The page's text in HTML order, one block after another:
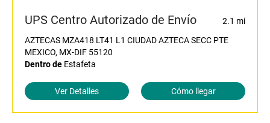
UPS Centro Autorizado de Envío
2.1 mi
AZTECAS MZA418 LT41 L1 CIUDAD AZTECA SECC PTE
MEXICO, MX-DIF 55120
Dentro de Estafeta
Ver Detalles Cómo llegar